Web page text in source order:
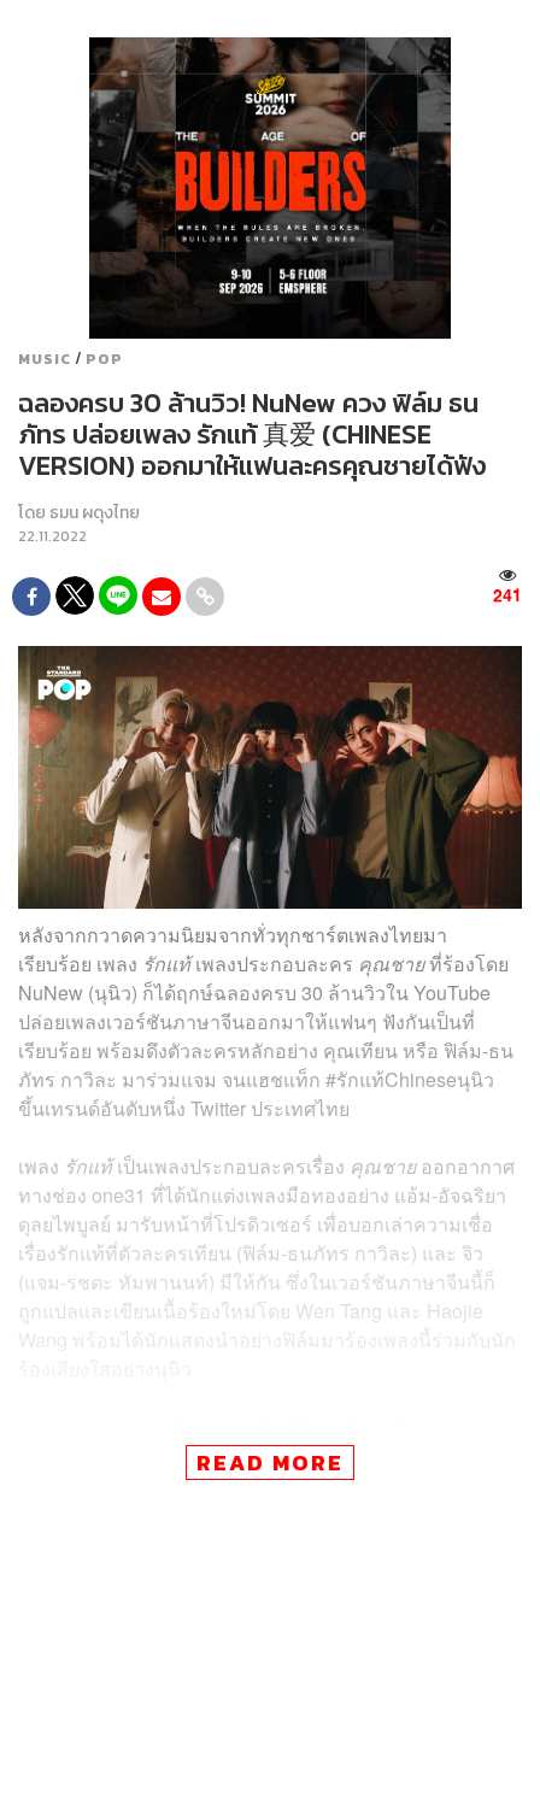
MUSIC / POP
ฉลองครบ 30 ล้านวิว! NuNew ควง ฟิล์ม ธน
ภัทร ปล่อยเพลง รักแท้ 真爱 (CHINESE
VERSION) ออกมาให้แฟนละครคุณชายได้ฟัง
โดย ธมน ผดุงไทย
22.11.2022
241
หลังจากกวาดความนิยมจากทั่วทุกชาร์ตเพลงไทยมา
เรียบร้อย เพลง รักแท้เพลงประกอบละคร คุณชายที่ร้องโดย
NuNew (นุนิว) ก็ได้ฤกษ์ฉลองครบ 30 ล้านวิวใน YouTube
ปล่อยเพลงเวอร์ชันภาษาจีนออกมาให้แฟนๆ ฟังกันเป็นที่
เรียบร้อย พร้อมดึงตัวละครหลักอย่าง คุณเทียน หรือ ฟิล์ม-ธน
ภัทร กาวิละ มาร่วมแจม จนแฮชแท็ก #รักแท้Chineseนุนิว
ขึ้นเทรนด์อันดับหนึ่ง Twitter ประเทศไทย
เพลง รักแท้เป็นเพลงประกอบละครเรื่อง คุณชายออกอากาศ
ทางช่อง one31 ที่ได้นักแต่งเพลงมือทองอย่าง แอ้ม-อัจฉริยา
ดุลยไพบูลย์ มารับหน้าที่โปรดิวเซอร์ เพื่อบอกเล่าความเชื่อ
เรื่องรักแท้ที่ตัวละครเทียน (ฟิล์ม-ธนภัทร กาวิละ) และ จิว
(แจม-รชตะ หัมพานนท์) มีให้กัน ซึ่งในเวอร์ชันภาษาจีนนี้ก็
ถูกแปลและเขียนเนื้อร้องใหม่โดย Wen Tang และ Haojie
Wang พร้อมได้นักแสดงนำอย่างฟิล์มมาร้องเพลงนี้ร่วมกับนัก
วสิกวิดีโอเพลงนี้ร่วมกับพาร์ตเนอร์อย่างแจมอีกด้วย ซึ่ง
เนื้อหาของมิวสิกวิดีโอก็เรียกได้ว่าเพิ่มความอินให้กับแฟน
READ MORE